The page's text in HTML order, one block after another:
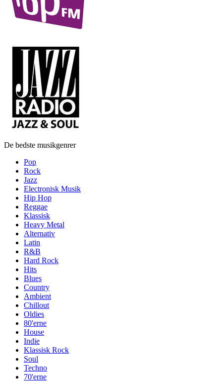
De bedste musikgenrer
Pop
Rock
Jazz
Electronisk Musik
Hip Hop
Reggae
Klassisk
Heavy Metal
Alternativ
Latin
R&B
Hard Rock
Hits
Blues
Country
Ambient
Chillout
Oldies
80'erne
House
Indie
Klassisk Rock
Soul
Techno
70'erne